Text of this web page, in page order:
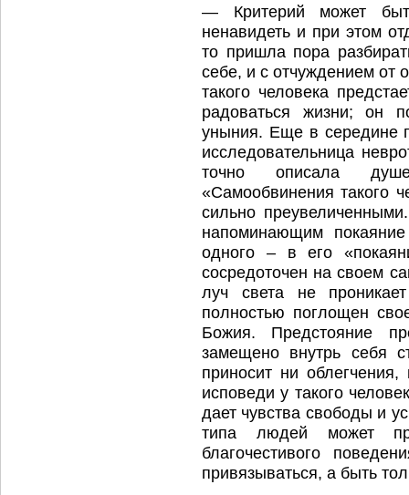
— Критерий может
ненавидеть и при этом
то пришла пора
себе, и с отчуждением от
такого человека
радоваться жизни; он
уныния. Еще в середине
исследовательница
точно описала
«Самообвинения такого
сильно
напоминающим
одного – в его
сосредоточен на своем
луч света не
полностью поглощен
Божия. Предстояние
замещено внутрь себя
приносит ни
исповеди у такого
дает чувства свободы и
типа людей может
благочестивого
привязываться, а быть